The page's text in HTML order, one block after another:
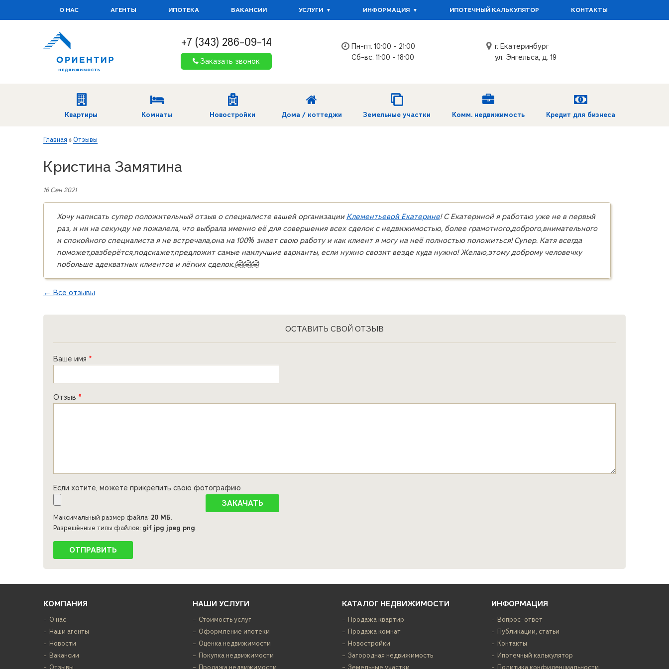
О НАС АГЕНТЫ ИПОТЕКА ВАКАНСИИ УСЛУГИ ИНФОРМАЦИЯ ИПОТЕЧНЫЙ КАЛЬКУЛЯТОР КОНТАКТЫ
+7 (343) 286-09-14
Заказать звонок
Пн-пт. 10:00 - 21:00
Сб-вс. 11:00 - 18:00
г. Екатеринбург
ул. Энгельса, д. 19
Квартиры Комнаты Новостройки Дома / коттеджи Земельные участки Комм. недвижимость Кредит для бизнеса
Вы здесь
Главная » Отзывы
Кристина Замятина
16 Сен 2021
Хочу написать супер положительный отзыв о специалисте вашей организации Клементьевой Екатерине! С Екатериной я работаю уже не в первый
раз, и ни на секунду не пожалела, что выбрала именно её для совершения всех сделок с недвижимостью, более грамотного,доброго,внимательного
и спокойного специалиста я не встречала,она на 100% знает свою работу и как клиент я могу на неё полностью положиться! Супер. Катя всегда
поможет,разберётся,подскажет,предложит самые наилучшие варианты, если нужно свозит везде куда нужно! Желаю,этому доброму человечку
побольше адекватных клиентов и лёгких сделок.🤗🤗🤗
← Все отзывы
ОСТАВИТЬ СВОЙ ОТЗЫВ
Ваше имя *
Отзыв *
Если хотите, можете прикрепить свою фотографию
Максимальный размер файла: 20 МБ.
Разрешённые типы файлов: gif jpg jpeg png.
КОМПАНИЯ
О нас
Наши агенты
Новости
Вакансии
Отзывы
НАШИ УСЛУГИ
Стоимость услуг
Оформление ипотеки
Оценка недвижимости
Покупка недвижимости
Продажа недвижимости
КАТАЛОГ НЕДВИЖИМОСТИ
Продажа квартир
Продажа комнат
Новостройки
Загородная недвижимость
Земельные участки
ИНФОРМАЦИЯ
Вопрос-ответ
Публикации, статьи
Контакты
Ипотечный калькулятор
Политика конфиденциальности